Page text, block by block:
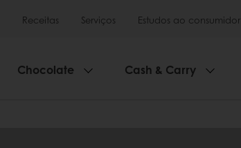
Receitas Serviços Estudos ao consumidor
Chocolate Cash & Carry